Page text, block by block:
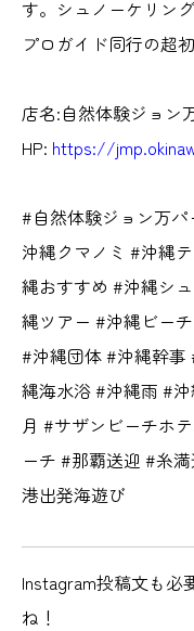
す。シュノーケリン
プロガイド同行の超
店名:自然体験ジョン
HP: https://
#自然体験ジョン万
沖縄クマノミ #沖縄
縄おすすめ #沖縄シ
縄ツアー #沖縄ビー
#沖縄団体 #沖縄幹事
縄海水浴 #沖縄雨 #沖
月 #サザンビーチホ
ーチ #那覇送迎 #糸
港出発海遊び
Instagram投稿文も必
ね！